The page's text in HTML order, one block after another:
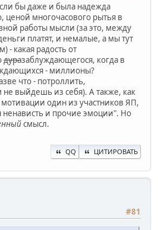
бы даже и была надежда
ценой многочасового рытья в
работы мысли (за это, между
платят, и немалые, а мы тут
- какая радость от
дуразаблуждающегося, когда в
- миллионы?
что - потроллить,
не выйдешь из себя). А также, как
один из участников ЯП,
и прочие эмоции". Но
смысл.
QQ ЦИТИРОВАТЬ
#81